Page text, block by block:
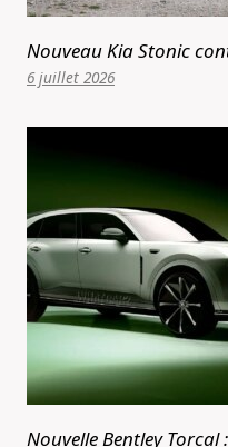
Nouveau Kia Stonic
6 juillet 2026
Nouvelle Bentley